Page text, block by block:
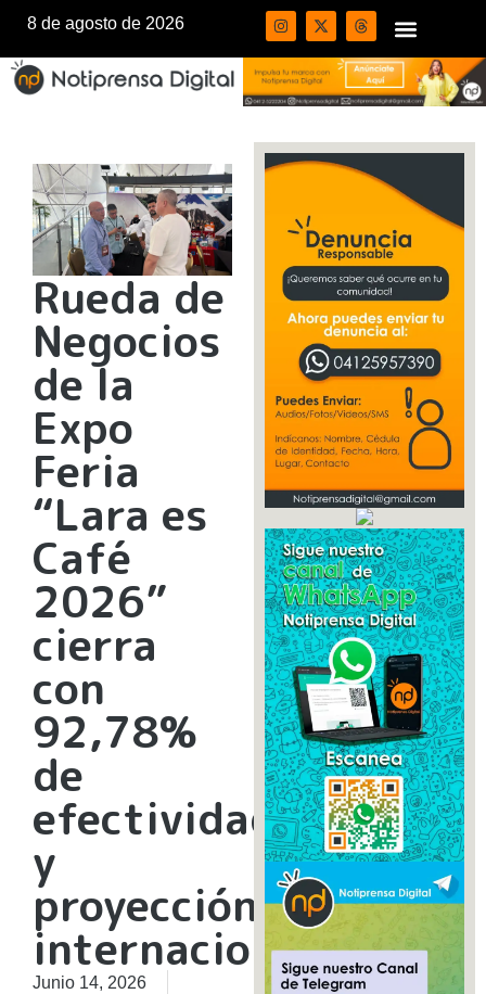
8 de agosto de 2026
Rueda de
Negocios
de la
Expo
Feria
“Lara es
Café
2026”
cierra
con
92,78%
de
efectividad
y
proyección
internacional
Junio 14, 2026